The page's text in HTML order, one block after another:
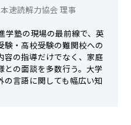
速読解力協会 理事
学塾の現場の最前線で、英
・高校受験の難関校への
容の指導だけでなく、家庭
の面談を多数行う。大学
の言語に関しても幅広い知